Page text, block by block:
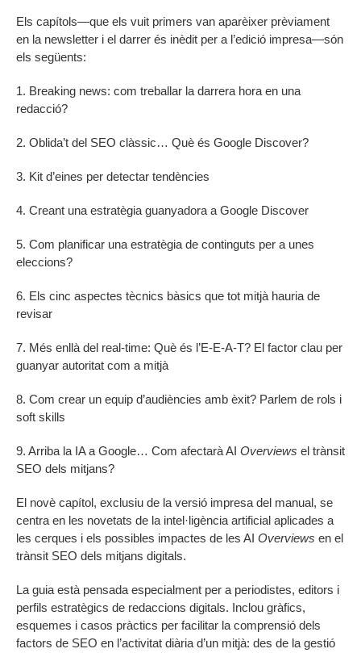
Els capítols—que els vuit primers van aparèixer prèviament
en la newsletter i el darrer és inèdit per a l’edició impresa—són
els següents:
1. Breaking news: com treballar la darrera hora en una
redacció?
2. Oblida’t del SEO clàssic… Què és Google Discover?
3. Kit d’eines per detectar tendències
4. Creant una estratègia guanyadora a Google Discover
5. Com planificar una estratègia de continguts per a unes
eleccions?
6. Els cinc aspectes tècnics bàsics que tot mitjà hauria de
revisar
7. Més enllà del real-time: Què és l’E-E-A-T? El factor clau per
guanyar autoritat com a mitjà
8. Com crear un equip d’audiències amb èxit? Parlem de rols i
soft skills
9. Arriba la IA a Google… Com afectarà AI Overviews el trànsit
SEO dels mitjans?
El novè capítol, exclusiu de la versió impresa del manual, se
centra en les novetats de la intel·ligència artificial aplicades a
les cerques i els possibles impactes de les AI Overviews en el
trànsit SEO dels mitjans digitals.
La guia està pensada especialment per a periodistes, editors i
perfils estratègics de redaccions digitals. Inclou gràfics,
esquemes i casos pràctics per facilitar la comprensió dels
factors de SEO en l’activitat diària d’un mitjà: des de la gestió